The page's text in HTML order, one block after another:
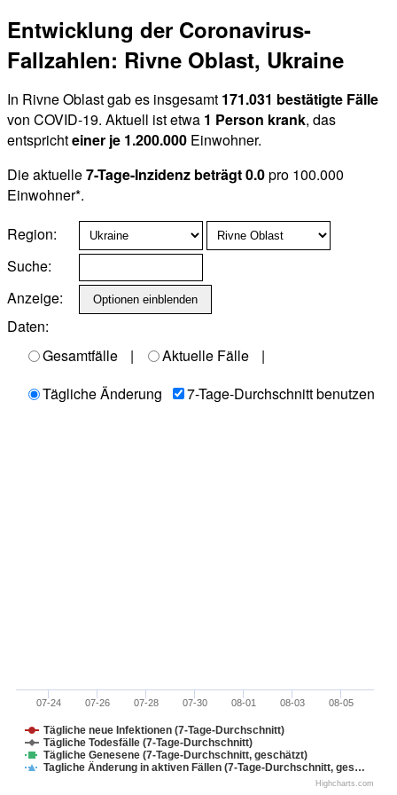
Entwicklung der Coronavirus-
Fallzahlen: Rivne Oblast, Ukraine
In Rivne Oblast gab es insgesamt 171.031 bestätigte Fälle
von COVID-19. Aktuell ist etwa 1 Person krank, das
entsprichteiner je 1.200.000 Einwohner.
Die aktuelle7-Tage-Inzidenz beträgt 0.0pro 100.000
Einwohner*.
Region:
Suche:
Anzeige:
Daten:
Gesamtfälle
| Aktuelle Fälle
|
Tägliche Änderung
7-Tage-Durchschnitt benutzen
Tägliche neue Infektionen (7-Tage-Durchschnitt)
Tägliche Todesfälle (7-Tage-Durchschnitt)
Tägliche Genesene (7-Tage-Durchschnitt, geschätzt)
Tagliche Änderung in aktiven Fällen (7-Tage-Durchschnitt, ges…
07-24 07-26 07-28 07-30 08-01 08-03 08-05
Highcharts.com